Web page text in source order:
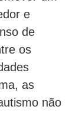
e
de
os
as
não